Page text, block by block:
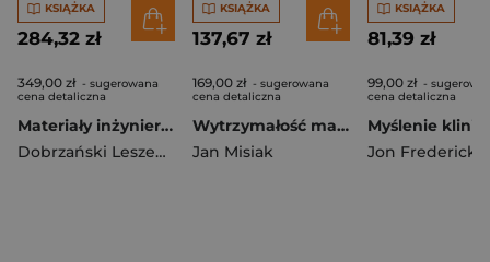
KSIĄŻKA
284,32 zł
349,00 zł - sugerowana
cena detaliczna
Materiały inżynierskie z podstawami technologii procesów materiałowych. Tom 3
Dobrzański Leszek A.
KSIĄŻKA
137,67 zł
169,00 zł - sugerowana
cena detaliczna
Wytrzymałość materiałów z przykładami obliczeń
Jan Misiak
KSIĄŻKA
81,39 zł
99,00 zł -
cena detaliczna
Jon